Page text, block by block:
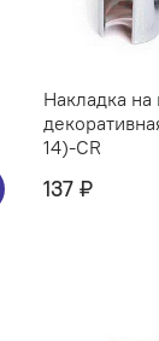
Накладка на
14)-CR
137 ₽